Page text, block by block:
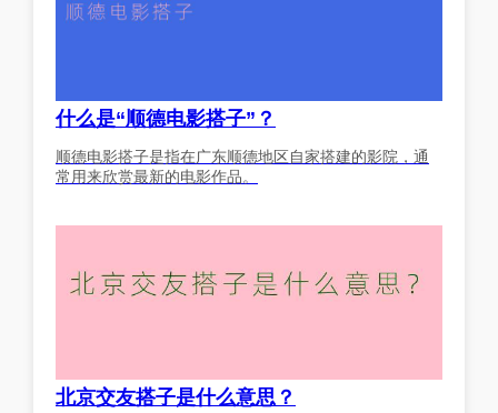
什么是“顺德电影搭子”？
顺德电影搭子是指在广东顺德地区自家搭建的影院，通
常用来欣赏最新的电影作品。
北京交友搭子是什么意思？